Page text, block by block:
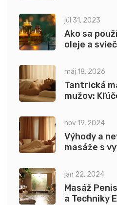
júl 31, 2023
Ako sa
oleje a
máj 18, 2026
Tantrická
mužov:
nov 19, 2024
Výhody a
masáže s
jan 22, 2024
Masáž
a Techniky